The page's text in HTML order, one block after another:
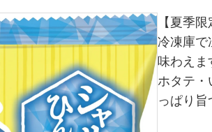
【夏季
冷凍庫で
味わえま
ホタテ・
っぱり旨